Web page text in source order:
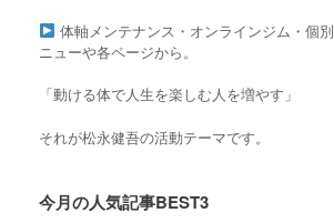
体軸メンテナンス・オンラインジム・個
ニューや各ページから。
「動ける体で人生を楽しむ人を増やす」
それが松永健吾の活動テーマです。
今月の人気記事BEST3